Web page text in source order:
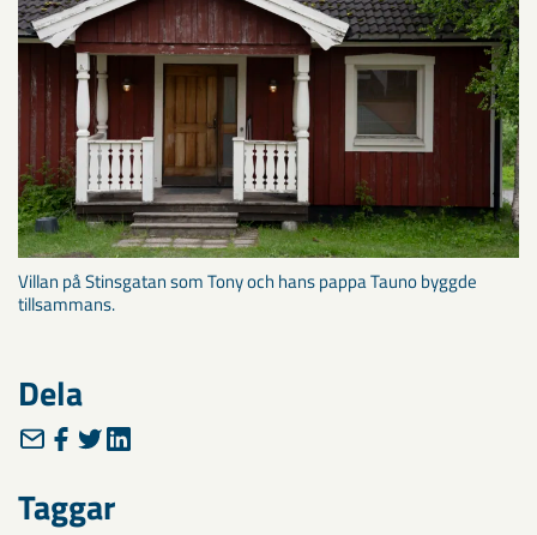
Villan på Stinsgatan som Tony och hans pappa Tauno byggde
tillsammans.
Dela
Taggar